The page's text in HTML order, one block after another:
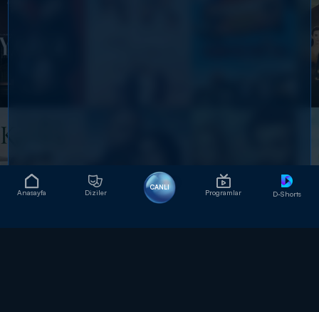
Anasayfa Diziler
CANLI
Programlar D-Shorts